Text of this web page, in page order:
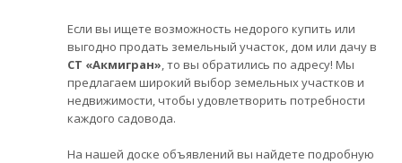
Если вы ищете возможность недорого купить или
выгодно продать земельный участок, дом или дачу в
СТ «Акмигран», то вы обратились по адресу! Мы
предлагаем широкий выбор земельных участков и
недвижимости, чтобы удовлетворить потребности
каждого садовода.
На нашей доске объявлений вы найдете подробную